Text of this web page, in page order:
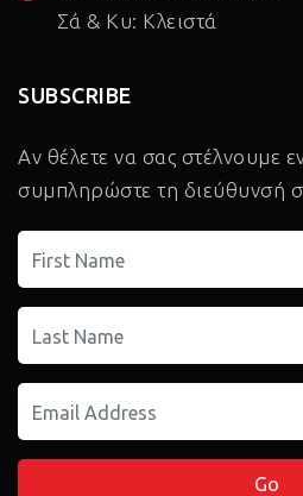
Σά & Κυ: Κλειστά
SUBSCRIBE
Αν θέλετε να σας στέλνουμε
συμπληρώστε τη διεύθυνσή